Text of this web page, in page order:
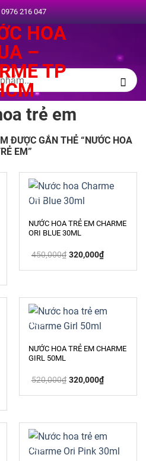
0976 216 047
trẻ em
ĐƯỢC GẮN THẺ “NƯỚC HOA
EM”
-29%
NƯỚC HOA TRẺ EM CHARME
ORI BLUE 30ML
450,000₫ Giá
gốc
320,000₫Giá
hiện
-38%
NƯỚC HOA TRẺ EM CHARME
GIRL 50ML
520,000₫ Giá
gốc
320,000₫Giá
hiện
-28%